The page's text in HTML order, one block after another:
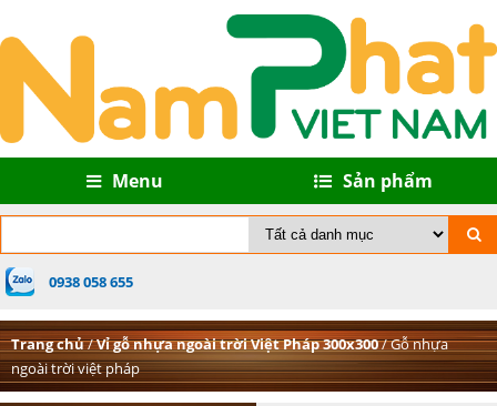
Menu Sản phẩm
0938 058 655
Trang chủ/Vỉ gỗ nhựa ngoài trời Việt Pháp 300x300/ Gỗ nhựa
ngoài trời việt pháp